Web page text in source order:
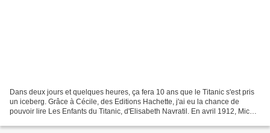
Dans deux jours et quelques heures, ça fera 10 ans que le Titanic s'est pris
un iceberg. Grâce à Cécile, des Editions Hachette, j'ai eu la chance de
pouvoir lire Les Enfants du Titanic, d'Elisabeth Navratil. En avril 1912, Michel